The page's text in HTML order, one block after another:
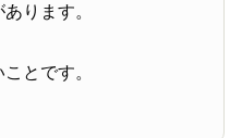
ります。
とです。